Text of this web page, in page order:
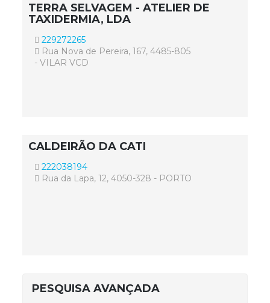
TERRA SELVAGEM - ATELIER DE
TAXIDERMIA, LDA
229272265
Rua Nova de Pereira, 167, 4485-805
- VILAR VCD
CALDEIRÃO DA CATI
222038194
Rua da Lapa, 12, 4050-328 - PORTO
PESQUISA AVANÇADA